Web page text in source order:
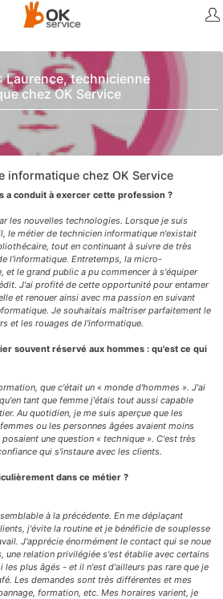
Laurence, technicienne
chez OK Service
informatique chez OK Service
a conduit à exercer cette profession ?
les nouvelles technologies. Lorsque je suis
le métier de technicien informatique n'existait
tout en continuant à suivre de très
l'informatique. Entretemps, la micro-
et le grand public a pu commencer à s'équiper
J'ai profité de cette opportunité pour entamer
et renouer ainsi avec ma passion en suivant
Je souhaitais maîtriser parfaitement le
et les rouages de l'informatique.
souvent réservé aux hommes : qu'est ce qui
que c'était un « monde d'hommes ». J'ai
tant que femme j'étais tout aussi capable
Au quotidien, je me suis aperçue que les
ou les personnes âgées avaient moins
une question « technique ». C'est très
qui s'instaure avec les clients.
dans ce métier ?
à la précédente. En me déplaçant
j'évite la routine et je bénéficie de souplesse
J'apprécie énormément le contact qui se noue
une relation privilégiée s'est établie avec certains
les plus âgés - et il n'est d'ailleurs pas rare que je
Les demandes sont très différentes et mes
formation, etc. Mes horaires varient, je